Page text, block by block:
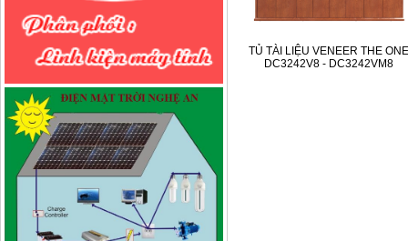
TỦ TÀI LIỆU VENEER THE ONE
DC3242V8 - DC3242VM8